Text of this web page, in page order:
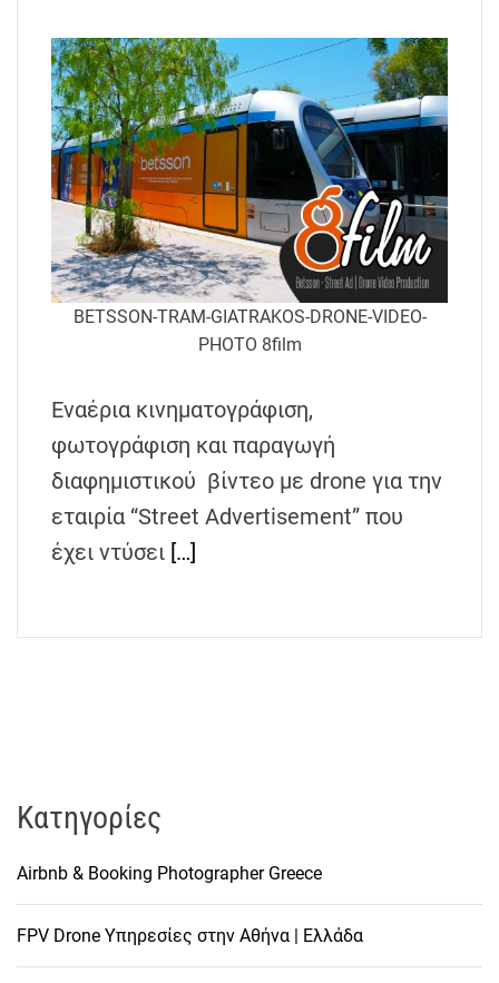
BETSSON-TRAM-GIATRAKOS-DRONE-VIDEO-
PHOTO 8film
Εναέρια κινηματογράφιση,
φωτογράφιση και παραγωγή
διαφημιστικού βίντεο με drone για την
εταιρία “Street Advertisement” που
έχει ντύσει […]
Kατηγορίες
Airbnb & Booking Photographer Greece
FPV Drone Υπηρεσίες στην Αθήνα | Ελλάδα